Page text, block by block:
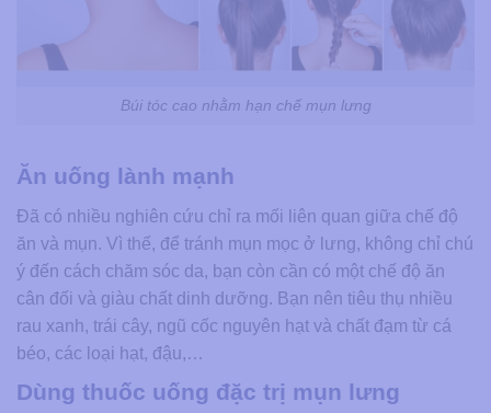
Búi tóc cao nhằm hạn chế mụn lưng
Ăn uống lành mạnh
Đã có nhiều nghiên cứu chỉ ra mối liên quan giữa chế độ
ăn và mụn. Vì thế, để tránh mụn mọc ở lưng, không chỉ chú
ý đến cách chăm sóc da, bạn còn cần có một chế độ ăn
cân đối và giàu chất dinh dưỡng. Bạn nên tiêu thụ nhiều
rau xanh, trái cây, ngũ cốc nguyên hạt và chất đạm từ cá
béo, các loại hạt, đậu,…
Dùng thuốc uống đặc trị mụn lưng